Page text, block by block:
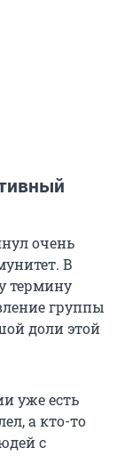
очень
В
термину
группы
доли этой
уже есть
а кто-то
с